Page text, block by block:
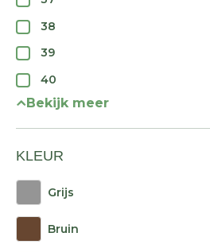
38
39
40
Bekijk meer
KLEUR
Grijs
Bruin